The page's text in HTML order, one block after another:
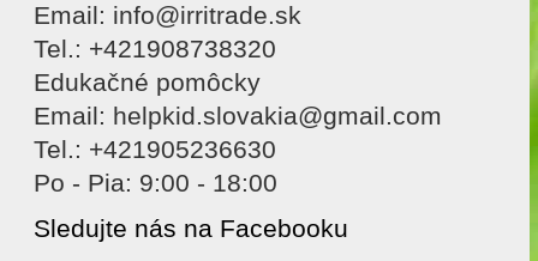
Email: info@irritrade.sk
Tel.: +421908738320
Edukačné pomôcky
Email: helpkid.slovakia@gmail.com
Tel.: +421905236630
Po - Pia: 9:00 - 18:00
Sledujte nás na Facebooku